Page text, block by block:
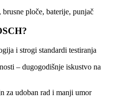
brusne ploče, baterije, punjač
i strogi standardi testiranja
– dugogodišnje iskustvo na
za udoban rad i manji umor